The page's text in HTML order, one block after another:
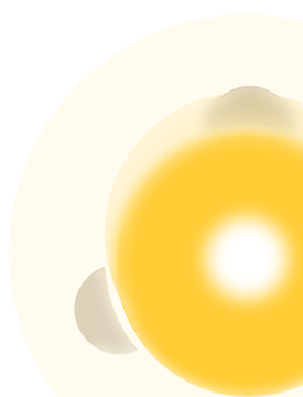
Conecte-seInscrever-se